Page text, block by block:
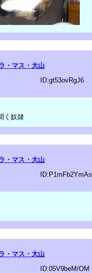
・マス・大山
ID:gt53ovRgJ6
く奴隷
・マス・大山
ID:P1mFb2YmAs
・マス・大山
ID:05V9beM/OM